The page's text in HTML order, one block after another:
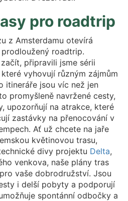
pro roadtrip
z Amsterdamu otevírá
roadtrip.
připravili jsme sérii
vyhovují různým zájmům
itineráře jsou víc než jen
promyšleně navržené cesty,
upozorňují na atrakce, které
zastávky na přenocování v
Ať už chcete na jaře
květinovou trasu,
divy projektu Delta,
venkova, naše plány tras
vaše dobrodružství. Jsou
i delší pobyty a podporují
spontánní odbočky a